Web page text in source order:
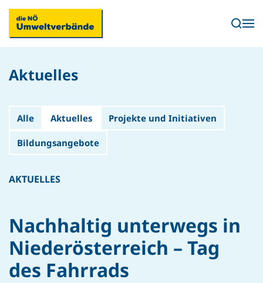
Skip to main content
Aktuelles
Alle Aktuelles Projekte und Initiativen
Bildungsangebote
AKTUELLES
Nachhaltig unterwegs in
Niederösterreich – Tag
des Fahrrads